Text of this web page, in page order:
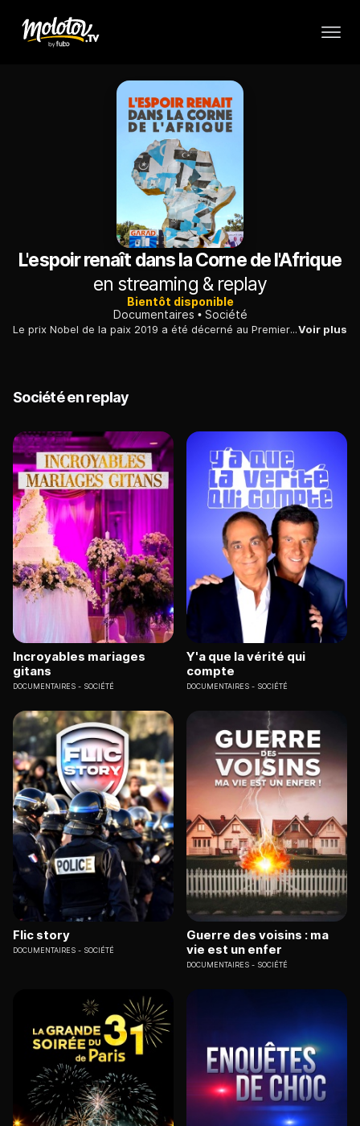
L'espoir renaît dans la Corne de l'Afrique
en streaming & replay
Bientôt disponible
Documentaires
Société
Le prix Nobel de la paix 2019 a été décerné au Premier ministre éthiopien Abiy Ahmed pour son action en faveur de la réconciliation avec l'Erythrée : gros plan sur ce revirement.Voir plus
Société en replay
Incroyables mariages
gitans
DOCUMENTAIRES SOCIÉTÉ
Y'a que la vérité qui
compte
DOCUMENTAIRES SOCIÉTÉ
Flic story
DOCUMENTAIRES SOCIÉTÉ
Guerre des voisins : ma
vie est un enfer
DOCUMENTAIRES SOCIÉTÉ